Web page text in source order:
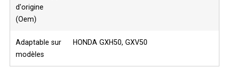
d'origine
(Oem)
Adaptable sur
modèles
HONDA GXH50, GXV50